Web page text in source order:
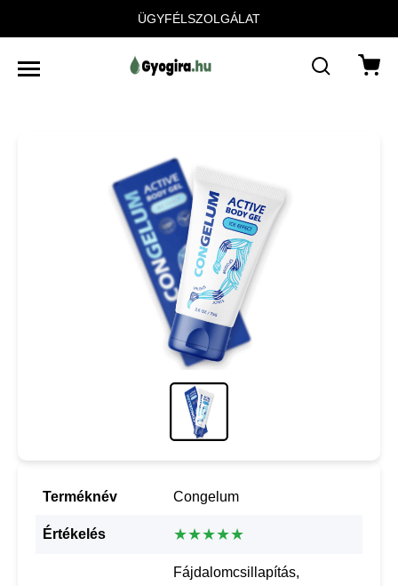
ÜGYFÉLSZOLGÁLAT
Terméknév Congelum
Értékelés ★★★★★
Fájdalomcsillapítás,